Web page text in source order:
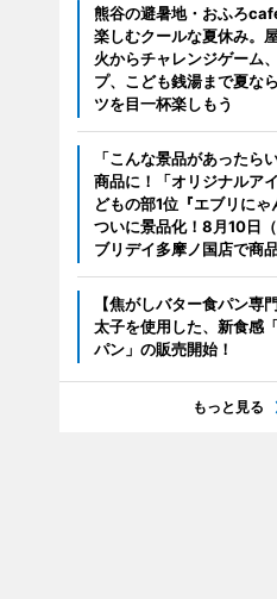
熊谷の避暑地・おふろ
楽しむクールな夏休み。
火からチャレンジゲーム
プ、こども銭湯まで夏な
ツを目一杯楽しもう
「こんな景品があったら
商品に！「オリジナルア
どもの部1位『エブリに
ついに景品化！8月10日
ブリデイ多摩ノ国店で商
【焦がしバター食パン専
太子を使用した、新食感
パン」の販売開始！
もっと見る